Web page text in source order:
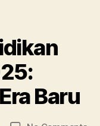
Baru